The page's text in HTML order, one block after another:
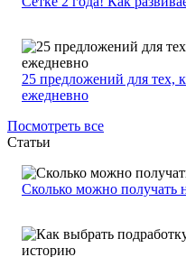
25 предложений для тех,
ежедневно
Посмотреть все
Статьи
Сколько можно получать